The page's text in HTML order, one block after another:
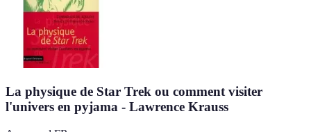
La physique de Star Trek ou comment visiter
l'univers en pyjama - Lawrence Krauss